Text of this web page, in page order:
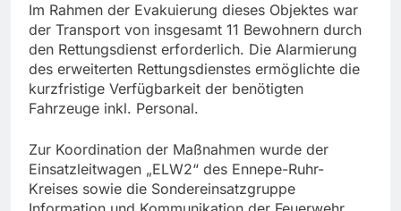
Im Rahmen der Evakuierung dieses Objektes war
der Transport von insgesamt 11 Bewohnern durch
den Rettungsdienst erforderlich. Die Alarmierung
des erweiterten Rettungsdienstes ermöglichte die
kurzfristige Verfügbarkeit der benötigten
Fahrzeuge inkl. Personal.
Zur Koordination der Maßnahmen wurde der
Einsatzleitwagen „ELW2“ des Ennepe-Ruhr-
Kreises sowie die Sondereinsatzgruppe